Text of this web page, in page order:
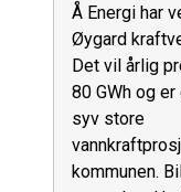
Å Energi har
Øygard
Det vil årlig
80 GWh og
syv store
kommunen.